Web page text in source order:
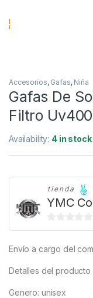
Accesorios, Gafas, Niña
Gafas De
Filtro
Availability: 4 in stock
tienda
YMC
0
5
Envío a cargo del
Detalles del producto
Genero: unisex